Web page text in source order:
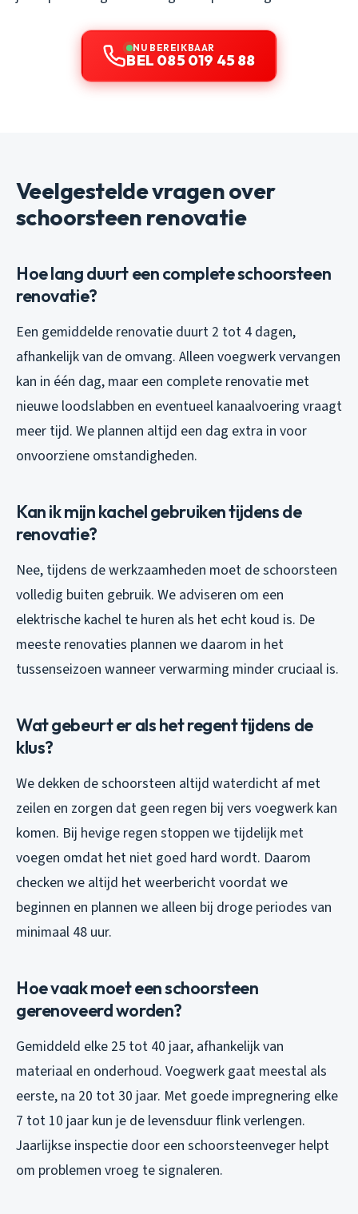
NU BEREIKBAAR
BEL 085 019 45 88
Veelgestelde vragen over
schoorsteen renovatie
Hoe lang duurt een complete schoorsteen
renovatie?
Een gemiddelde renovatie duurt 2 tot 4 dagen,
afhankelijk van de omvang. Alleen voegwerk vervangen
kan in één dag, maar een complete renovatie met
nieuwe loodslabben en eventueel kanaalvoering vraagt
meer tijd. We plannen altijd een dag extra in voor
onvoorziene omstandigheden.
Kan ik mijn kachel gebruiken tijdens de
renovatie?
Nee, tijdens de werkzaamheden moet de schoorsteen
volledig buiten gebruik. We adviseren om een
elektrische kachel te huren als het echt koud is. De
meeste renovaties plannen we daarom in het
tussenseizoen wanneer verwarming minder cruciaal is.
Wat gebeurt er als het regent tijdens de
klus?
We dekken de schoorsteen altijd waterdicht af met
zeilen en zorgen dat geen regen bij vers voegwerk kan
komen. Bij hevige regen stoppen we tijdelijk met
voegen omdat het niet goed hard wordt. Daarom
checken we altijd het weerbericht voordat we
beginnen en plannen we alleen bij droge periodes van
minimaal 48 uur.
Hoe vaak moet een schoorsteen
gerenoveerd worden?
Gemiddeld elke 25 tot 40 jaar, afhankelijk van
materiaal en onderhoud. Voegwerk gaat meestal als
eerste, na 20 tot 30 jaar. Met goede impregnering elke
7 tot 10 jaar kun je de levensduur flink verlengen.
Jaarlijkse inspectie door een schoorsteenveger helpt
om problemen vroeg te signaleren.